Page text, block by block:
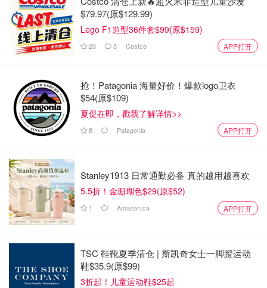
就是这个样啊，反正我母不嫌儿丑🤣
$79.97(原$129.99)
Lego F1造型36件套$99(原$159)
20 3 Costco APP打开
抢！Patagonia 海量好价！爆款logo卫衣
$54(原$109)
夏促在即，戳我了解详情>>
8 Patagonia APP打开
Stanley1913 日常通勤必备 真的越用越喜欢
5.5折！金珊瑚色$29(原$52)
1 Amazon.ca APP打开
TSC 鞋靴夏季清仓 | 斯凯奇女士一脚蹬运动
鞋$35.9(原$99)
3折起！儿童运动鞋$25起